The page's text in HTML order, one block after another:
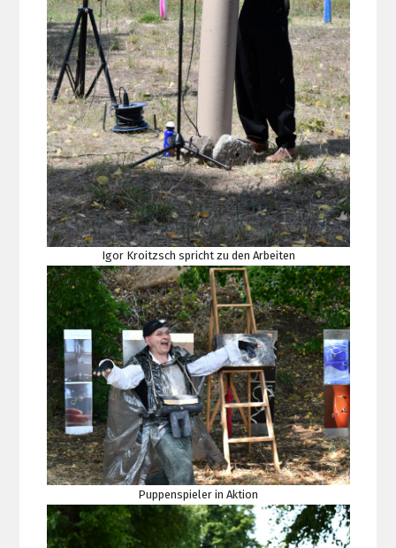
Igor Kroitzsch spricht zu den Arbeiten
Puppenspieler in Aktion